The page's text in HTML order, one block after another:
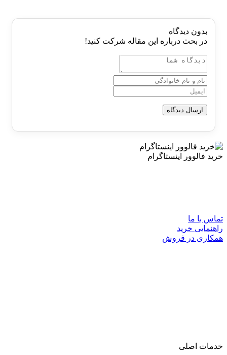
بدون دیدگاه
در بحث درباره این مقاله شرکت کنید!
خرید فالوور اینستاگرام
تماس با ما
راهنمایی خرید
همکاری در فروش
خدمات اصلی